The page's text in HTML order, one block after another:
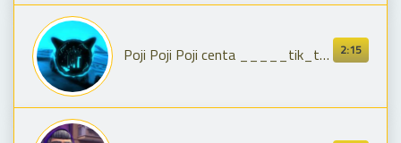
2:15
Poji Poji Poji centa _____tik_tok trend music